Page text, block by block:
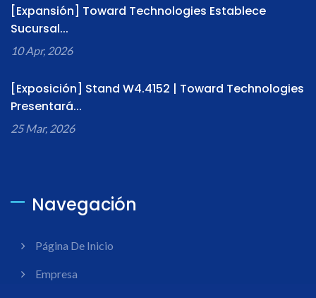
[Expansión] Toward Technologies Establece
Sucursal...
10 Apr, 2026
[Exposición] Stand W4.4152 | Toward Technologies
Presentará...
25 Mar, 2026
Navegación
Página De Inicio
Empresa